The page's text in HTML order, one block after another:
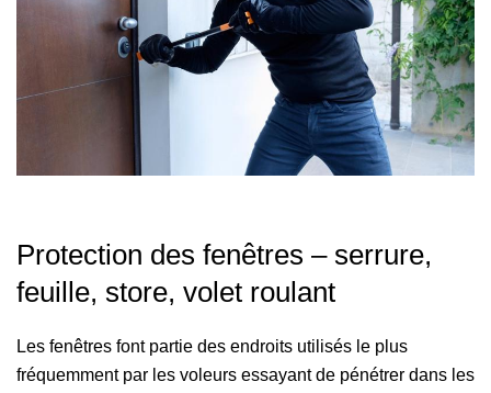
Protection des fenêtres – serrure,
feuille, store, volet roulant
Les fenêtres font partie des endroits utilisés le plus
fréquemment par les voleurs essayant de pénétrer dans les